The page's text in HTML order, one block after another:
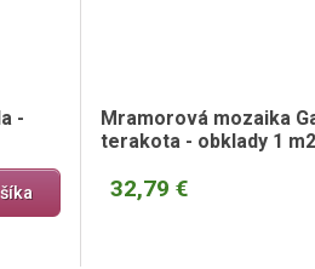
-
Mramorová mozaika
terakota - obklady 1 m2
32,79 €